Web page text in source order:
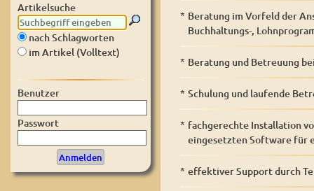
Artikelsuche
nach Schlagworten
im Artikel (Volltext)
Benutzer
Passwort
* Beratung im Vorfeld der
Buchhaltungs-,
* Beratung und Betreuung
* Schulung und laufende
* fachgerechte Installation
eingesetzten Software für
* effektiver Support durch